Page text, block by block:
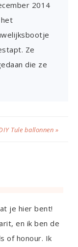
2014
Ze
die ze
Tule ballonnen »
je hier bent!
en ik ben de
of honour. Ik